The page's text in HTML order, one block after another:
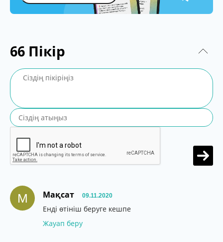
66 Пікір
М Мақсат 09.11.2020
Енді өтініш беруге кешпе
Жауап беру